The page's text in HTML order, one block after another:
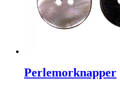
Perlemorknapper